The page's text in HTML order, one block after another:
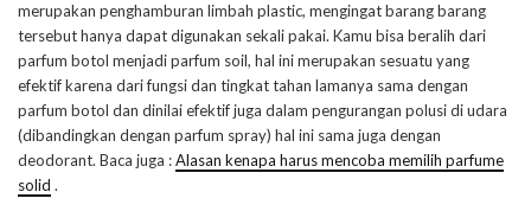
merupakan penghamburan limbah plastic, mengingat barang barang
tersebut hanya dapat digunakan sekali pakai. Kamu bisa beralih dari
parfum botol menjadi parfum soil, hal ini merupakan sesuatu yang
efektif karena dari fungsi dan tingkat tahan lamanya sama dengan
parfum botol dan dinilai efektif juga dalam pengurangan polusi di udara
(dibandingkan dengan parfum spray) hal ini sama juga dengan
deodorant. Baca juga :Alasan kenapa harus mencoba memilih parfume
solid .